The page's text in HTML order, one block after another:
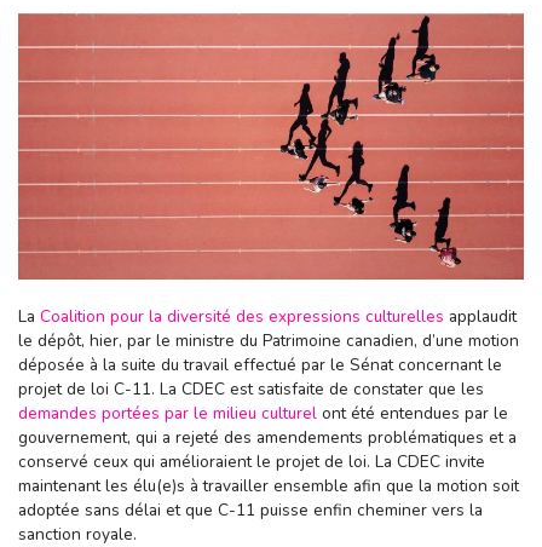
La Coalition pour la diversité des expressions culturelles applaudit
le dépôt, hier, par le ministre du Patrimoine canadien, d’une motion
déposée à la suite du travail effectué par le Sénat concernant le
projet de loi C-11. La CDEC est satisfaite de constater que les
demandes portées par le milieu culturel ont été entendues par le
gouvernement, qui a rejeté des amendements problématiques et a
conservé ceux qui amélioraient le projet de loi. La CDEC invite
maintenant les élu(e)s à travailler ensemble afin que la motion soit
adoptée sans délai et que C-11 puisse enfin cheminer vers la
sanction royale.